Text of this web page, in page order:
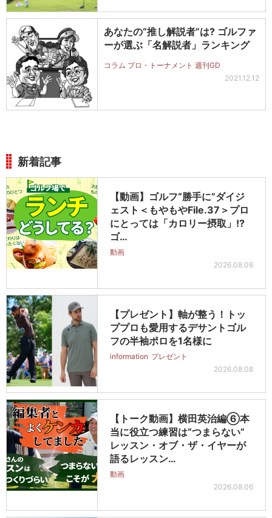
あなたの“推し解説者”は? ゴルファ
ーが選ぶ「名解説者」ランキング
コラム プロ・トーナメント 週刊GD
2021.12.12
新着記事
【動画】ゴルフ“勝手に”ダイジ
ェスト＜もやもやFile.37＞プロ
にとっては「カロリー摂取」!?
ゴ…
動画
2026.08.08
【プレゼント】軸が整う！トッ
ププロも愛用するデサントゴル
フの半袖ポロを1名様に
information プレゼント
2026.08.08
【トーク動画】横田英治編⑥本
当に役立つ練習は“つまらない”
レッスン・オブ・ザ・イヤーが
語るレッスン…
動画
2026.08.06